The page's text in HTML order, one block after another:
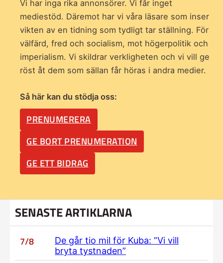
Vi har inga rika annonsörer. Vi får inget
mediestöd. Däremot har vi våra läsare som inser
vikten av en tidning som tydligt tar ställning. För
välfärd, fred och socialism, mot högerpolitik och
imperialism. Vi skildrar verkligheten och vi vill ge
röst åt dem som sällan får höras i andra medier.
Så här kan du stödja oss:
PRENUMERERA
GE BORT PRENUMERATION
GE ETT BIDRAG
SENASTE ARTIKLARNA
7/8
De går tio mil för Kuba: ”Vi vill
bryta tystnaden”